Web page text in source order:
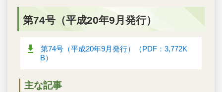
第74号（平成20年9月発行）
第74号（平成20年9月発行）（PDF：3,772K
B）
主な記事